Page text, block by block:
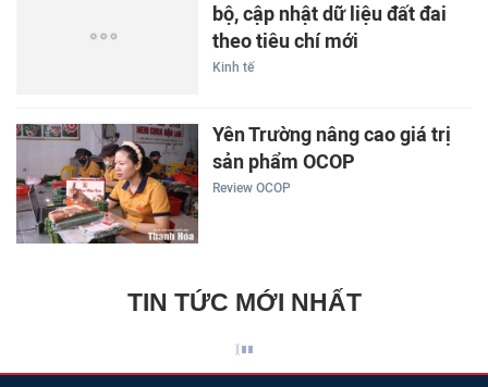
bộ, cập nhật dữ liệu đất đai
theo tiêu chí mới
Kinh tế
Yên Trường nâng cao giá trị
sản phẩm OCOP
Review OCOP
TIN TỨC MỚI NHẤT